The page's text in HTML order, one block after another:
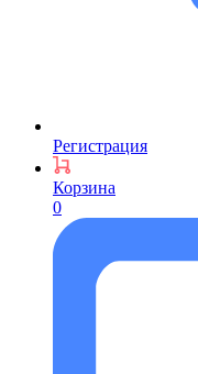
Регистрация
Корзина
0